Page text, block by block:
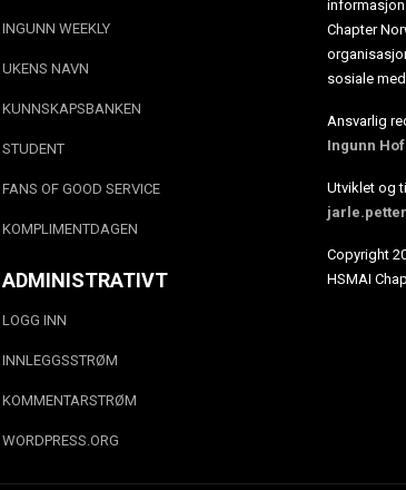
INGUNN WEEKLY
UKENS NAVN
KUNNSKAPSBANKEN
STUDENT
FANS OF GOOD SERVICE
KOMPLIMENTDAGEN
ADMINISTRATIVT
LOGG INN
INNLEGGSSTRØM
KOMMENTARSTRØM
WORDPRESS.ORG
Chapter
sosiale
Ansvarlig
Ingunn
Utviklet og
Copyright
HSMAI